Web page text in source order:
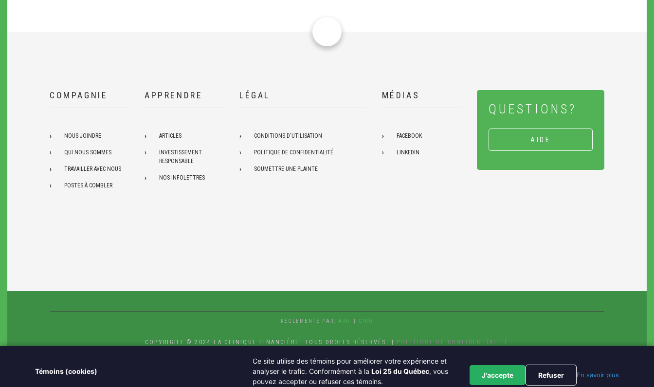
COMPAGNIE
NOUS JOINDRE
QUI NOUS SOMMES
TRAVAILLER AVEC NOUS
POSTES À COMBLER
APPRENDRE
ARTICLES
INVESTISSEMENT
RESPONSABLE
NOS INFOLETTRES
LÉGAL
CONDITIONS D'UTILISATION
POLITIQUE DE CONFIDENTIALITÉ
SOUMETTRE UNE PLAINTE
MÉDIAS
FACEBOOK
LINKEDIN
QUESTIONS?
AIDE
PRENEZ RENDEZ-VOUS
RÉGLEMENTÉ PAR: AMF CIRO
COPYRIGHT © 2024 LA CLINIQUE FINANCIÈRE. TOUS DROITS RÉSERVÉS. | POLITIQUE DE CONFIDENTIALITÉ
INFOLETTRE
Témoins (cookies)
Ce site utilise des témoins pour améliorer votre expérience et
analyser le trafic. Conformément à la Loi 25 du Québec, vous
pouvez accepter ou refuser ces témoins.
J'accepte Refuser En savoir plus